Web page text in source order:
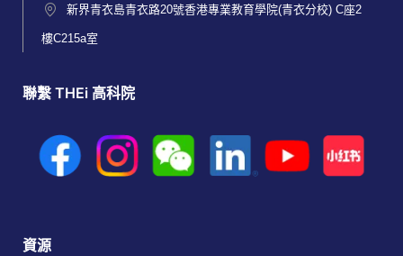
新界青衣島青衣路20號香港專業教育學院(青衣分校) C座2
樓C215a室
聯繫 THEi 高科院
資源